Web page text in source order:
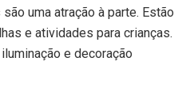
uma atração à parte. Estão
e atividades para crianças.
e decoração